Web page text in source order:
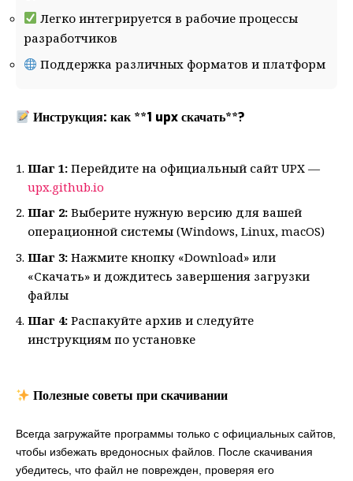
Легко интегрируется в рабочие процессы
разработчиков
Поддержка различных форматов и платформ
Инструкция: как **1 upx скачать**?
Шаг 1: Перейдите на официальный сайт UPX —
upx.github.io
Шаг 2: Выберите нужную версию для вашей
операционной системы (Windows, Linux, macOS)
Шаг 3: Нажмите кнопку «Download» или
«Скачать» и дождитесь завершения загрузки
файлы
Шаг 4: Распакуйте архив и следуйте
инструкциям по установке
Полезные советы при скачивании
Всегда загружайте программы только с официальных сайтов,
чтобы избежать вредоносных файлов. После скачивания
убедитесь, что файл не поврежден, проверяя его